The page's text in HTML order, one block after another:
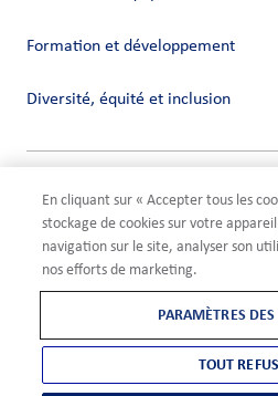
Formation et développement
Diversité, équité et inclusion
Vie privée
Conditions
Compliance
Paramètres des cookies
En cliquant sur « Accepter tous les
stockage de cookies sur votre
navigation sur le site, analyser son
nos efforts de marketing.
PARAMÈTRES
TOUT